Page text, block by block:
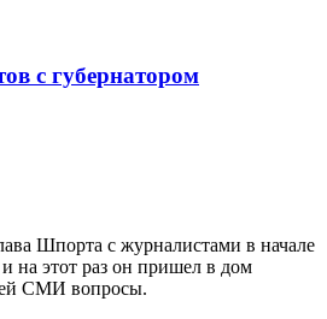
с губернатором
Шпорта с журналистами в начале
на этот раз он пришел в дом
СМИ вопросы.